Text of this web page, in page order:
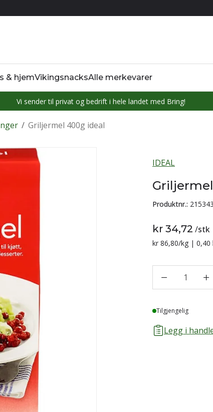
& hjemVikingsnacksAlle merkevarer
Vi sender til privat og bedrift i hele landet med Bring!
/ Griljermel 400g ideal
IDEAL
Produktnr.:
kr 34,72 /stk
Sammenligning
kr 86,80/kg | 0,40
1
Lager
Tilgjengelig
Legg i